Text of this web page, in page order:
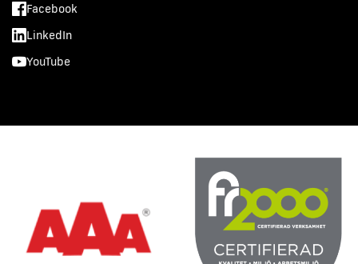
Facebook
LinkedIn
YouTube